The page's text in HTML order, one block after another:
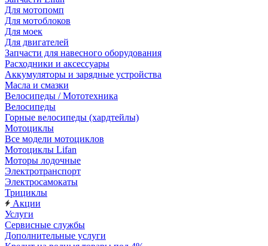
Для мотопомп
Для мотоблоков
Для моек
Для двигателей
Запчасти для навесного оборудования
Расходники и аксессуары
Аккумуляторы и зарядные устройства
Масла и смазки
Велосипеды / Мототехника
Велосипеды
Горные велосипеды (хардтейлы)
Мотоциклы
Все модели мотоциклов
Мотоциклы Lifan
Моторы лодочные
Электротранспорт
Электросамокаты
Трициклы
Акции
Услуги
Сервисные службы
Дополнительные услуги